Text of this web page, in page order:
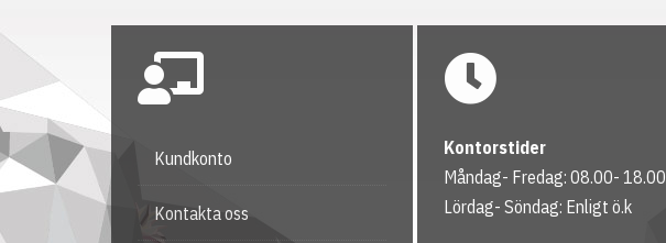
Kundkonto
Kontakta oss
Kontorstider
Måndag- Fredag: 08.00- 18.00
Lördag- Söndag: Enligt ö.k